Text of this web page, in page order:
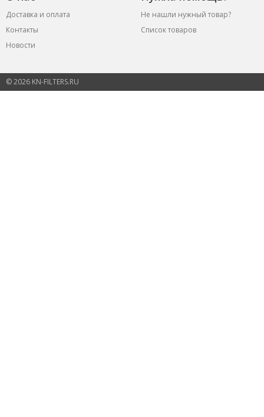
Доставка и оплата
Не нашли нужный товар?
Контакты
Список товаров
Новости
© 2026 KN-FILTERS.RU